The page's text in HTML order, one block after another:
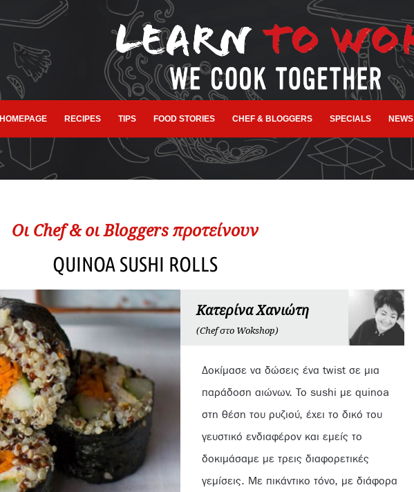
HOMEPAGE RECIPES TIPS FOOD STORIES CHEF & BLOGGERS SPECIALS NEWS
Oι Chef & οι Βloggers προτείνουν
QUINOA SUSHI ROLLS
Κατερίνα Χανιώτη
(Chef στο Wokshop)
Δοκίμασε να δώσεις ένα twist σε μια
παράδοση αιώνων. Το sushi με quinoa
στη θέση του ρυζιού, έχει το δικό του
γευστικό ενδιαφέρον και εμείς το
δοκιμάσαμε με τρεις διαφορετικές
γεμίσεις. Με πικάντικο τόνο, με διάφορα